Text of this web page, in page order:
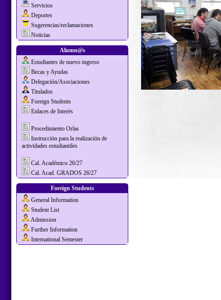
Servicios
Deportes
Sugerencias/reclamaciones
Noticias
Alumn@s
Estudiantes de nuevo ingreso
Becas y Ayudas
Delegación/Asociaciones
Titulados
Foreign Students
Enlaces de Interés
Procedimiento Orlas
Instrucción para la realización de
actividades estudiantiles
Cal. Académico 26/27
Cal. Acad. GRADOS 26/27
Foreign Students
General Information
Student List
Admission
Further Information
International Semester